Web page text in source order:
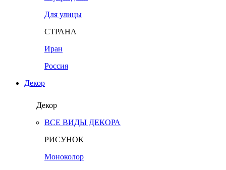
Для улицы
СТРАНА
Иран
Россия
Декор
Декор
ВСЕ ВИДЫ ДЕКОРА
РИСУНОК
Моноколор